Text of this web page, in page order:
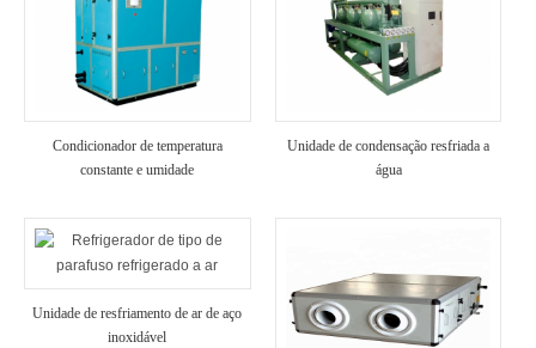
Condicionador de temperatura
constante e umidade
Unidade de condensação resfriada a
água
Unidade de resfriamento de ar de aço
inoxidável